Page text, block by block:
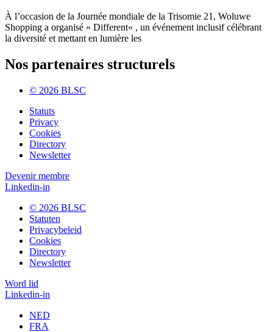
À l’occasion de la Journée mondiale de la Trisomie 21, Woluwe
Shopping a organisé « Different« , un événement inclusif célébrant
la diversité et mettant en lumière les
Nos partenaires structurels
© 2026 BLSC
Statuts
Privacy
Cookies
Directory
Newsletter
Devenir membre
Linkedin-in
© 2026 BLSC
Statuten
Privacybeleid
Cookies
Directory
Newsletter
Word lid
Linkedin-in
NED
FRA